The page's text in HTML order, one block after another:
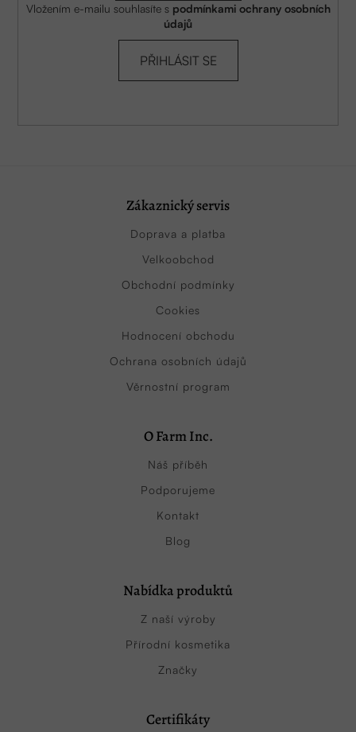
Vložením e-mailu souhlasíte s podmínkami ochrany osobních
údajů
PŘIHLÁSIT SE
Zákaznický servis
Doprava a platba
Velkoobchod
Obchodní podmínky
Cookies
Hodnocení obchodu
Ochrana osobních údajů
Věrnostní program
O Farm Inc.
Náš příběh
Podporujeme
Kontakt
Blog
Nabídka produktů
Z naší výroby
Přírodní kosmetika
Značky
Certifikáty